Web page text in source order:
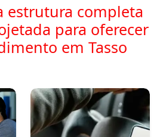
estrutura completa
para oferecer
em Tasso